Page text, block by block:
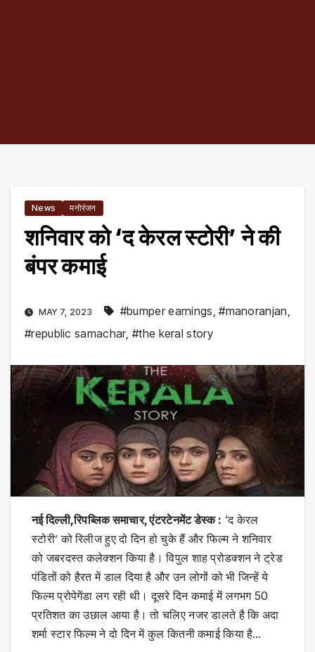
News मनोरंजन
शनिवार को ‘द केरल स्टोरी’ ने की
बंपर कमाई
MAY 7, 2023 #bumper earnings,#manoranjan,
#republic samachar,#the keral story
नई दिल्ली,रिपब्लिक समाचार, एंटरटेनमेंट डेस्क : ‘द केरल
स्टोरी’ को रिलीज हुए दो दिन हो चुके हैं और फिल्म ने शनिवार
को जबरदस्त कलेक्शन किया है। विपुल शाह प्रोडक्शन ने ट्रेड
पंडितों को हैरत में डाल दिया है और उन लोगों को भी जिन्हें ये
फिल्म प्रोपेगेंडा लग रही थी। दूसरे दिन कमाई में लगभग 50
प्रतिशत का उछाल आया है। तो चलिए नजर डालते है कि अदा
शर्मा स्टार फिल्म ने दो दिन में कुल कितनी कमाई किया है…